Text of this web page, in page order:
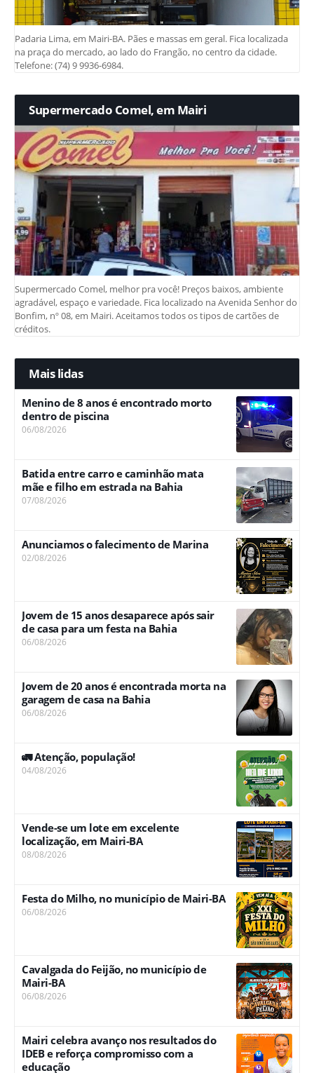
Padaria Lima, em Mairi-BA. Pães e massas em geral. Fica localizada
na praça do mercado, ao lado do Frangão, no centro da cidade.
Telefone: (74) 9 9936-6984.
Supermercado Comel, em Mairi
Supermercado Comel, melhor pra você! Preços baixos, ambiente
agradável, espaço e variedade. Fica localizado na Avenida Senhor do
Bonfim, nº 08, em Mairi. Aceitamos todos os tipos de cartões de
créditos.
Mais lidas
Menino de 8 anos é encontrado morto
dentro de piscina
06/08/2026
Batida entre carro e caminhão mata
mãe e filho em estrada na Bahia
07/08/2026
Anunciamos o falecimento de Marina
02/08/2026
Jovem de 15 anos desaparece após sair
de casa para um festa na Bahia
06/08/2026
Jovem de 20 anos é encontrada morta na
garagem de casa na Bahia
06/08/2026
🚛 Atenção, população!
04/08/2026
Vende-se um lote em excelente
localização, em Mairi-BA
08/08/2026
Festa do Milho, no município de Mairi-BA
06/08/2026
Cavalgada do Feijão, no município de
Mairi-BA
06/08/2026
Mairi celebra avanço nos resultados do
IDEB e reforça compromisso com a
educação